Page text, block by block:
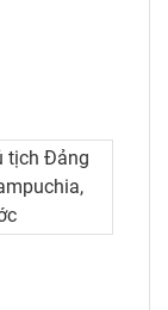
tịch Đảng